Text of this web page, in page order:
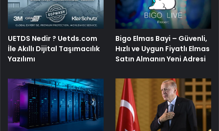
UETDS Nedir ? Uetds.com
İle Akıllı Dijital Taşımacılık
Yazılımı
Bigo Elmas Bayi – Güvenli,
Hızlı ve Uygun Fiyatlı Elmas
Satın Almanın Yeni Adresi